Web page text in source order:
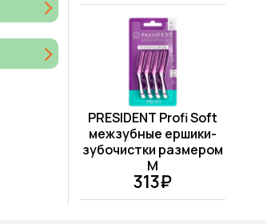
PRESIDENT Profi Soft
межзубные ершики-
зубочистки размером
М
313₽